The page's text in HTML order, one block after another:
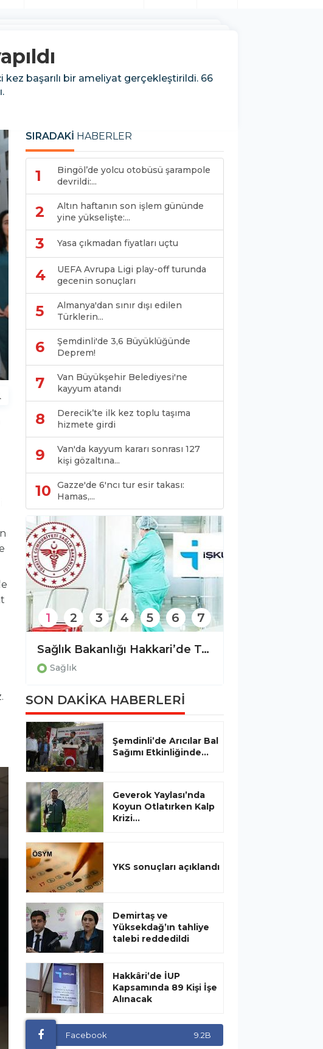
başarılı bir ameliyat gerçekleştirildi. 66
SIRADAKİ HABERLER
1
Bingöl’de yolcu otobüsü şarampole
devrildi:...
2
Altın haftanın son işlem gününde
yine yükselişte:...
3 Yasa çıkmadan fiyatları uçtu
4
UEFA Avrupa Ligi play-off turunda
gecenin sonuçları
5
Almanya'dan sınır dışı edilen
Türklerin...
6
Şemdinli'de 3,6 Büyüklüğünde
Deprem!
7
Van Büyükşehir Belediyesi'ne
kayyum atandı
8
Derecik’te ilk kez toplu taşıma
hizmete girdi
9
Van'da kayyum kararı sonrası 127
kişi gözaltına...
10
Gazze'de 6'ncı tur esir takası:
Hamas,...
Sağlık Bakanlığı Hakkari’de Temizlik Görevlisi Alımı Yapacak
Sağlık
1 2 3 4 5 6 7
SON DAKİKA HABERLERİ
Şemdinli’de Arıcılar Bal
Sağımı Etkinliğinde...
Geverok Yaylası’nda
Koyun Otlatırken Kalp
Krizi...
YKS sonuçları açıklandı
Demirtaş ve
Yüksekdağ’ın tahliye
talebi reddedildi
Hakkâri’de İUP
Kapsamında 89 Kişi İşe
Alınacak
Facebook 9.2B